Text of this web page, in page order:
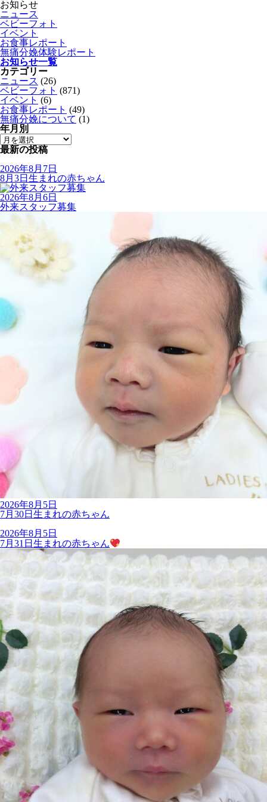
お知らせ
ニュース
ベビーフォト
イベント
お食事レポート
無痛分娩体験レポート
お知らせ一覧
カテゴリー
ニュース (26)
ベビーフォト (871)
イベント (6)
お食事レポート (49)
無痛分娩について (1)
年月別
最新の投稿
2026年8月7日
8月3日生まれの赤ちゃん
2026年8月6日
外来スタッフ募集
2026年8月5日
7月30日生まれの赤ちゃん
2026年8月5日
7月31日生まれの赤ちゃん